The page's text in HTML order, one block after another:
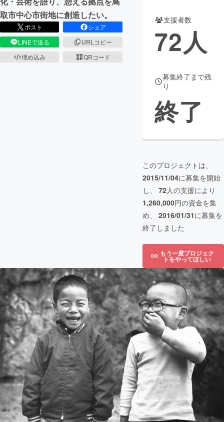
CAMPFIREふるさと納税machi-ya コミュニティ
取市中心市街地に創造したい。
ポスト
シェア
LINEで送る
URLコピー
埋め込み
QRコード
支援者数
72人
募集終了まで残
り
終了
このプロジェクトは、
2015/11/04に募集を開始
し、 72人の支援により
1,260,000円の資金を集
め、 2016/01/31に募集を
終了しました
もう一度プロジェク
トをやってほしい